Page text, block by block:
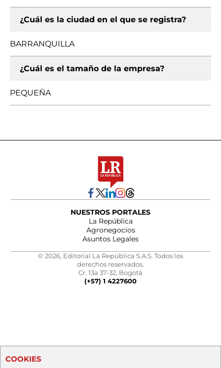
¿Cuál es la ciudad en el que se registra?
BARRANQUILLA
¿Cuál es el tamaño de la empresa?
PEQUEÑA
NUESTROS PORTALES
La República
Agronegocios
Asuntos Legales
© 2026, Editorial La República S.A.S. Todos los
derechos reservados.
Cr. 13a 37-32, Bogotá
(+57) 1 4227600
COOKIES